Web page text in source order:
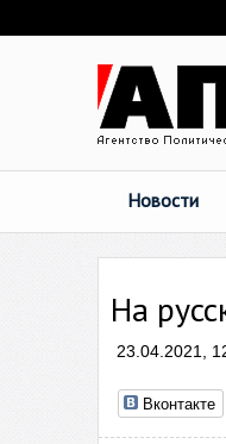
Новости
На
23.04.2021,
Вконтакте